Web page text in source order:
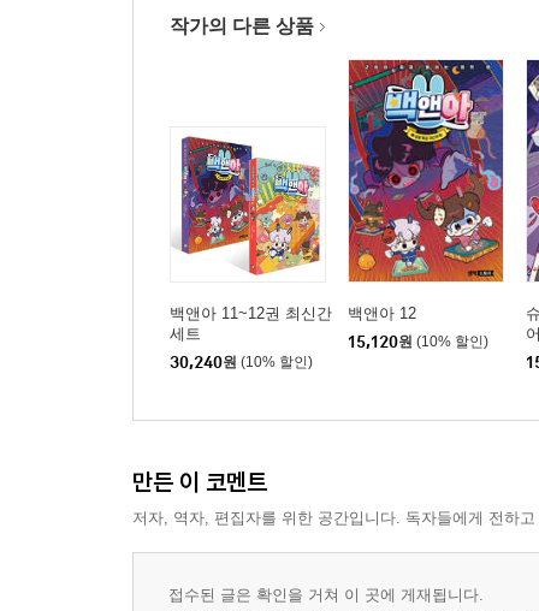
작가의 다른 상품
백앤아 11~12권 최신간
세트
30,240원 (10% 할인)
백앤아 12
15,120원 (10% 할인)
만든 이 코멘트
저자, 역자, 편집자를 위한 공간입니다. 독자들에게 전하
접수된 글은 확인을 거쳐 이 곳에 게재됩니다.